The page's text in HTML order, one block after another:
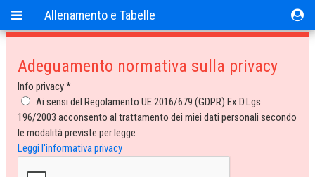
Allenamento e Tabelle
Allenamento e Tabelle
29/05/2007
La seduta di allenamento: come ci si
prepara
Adeguamento normativa sulla privacy
Info privacy *
Ai sensi del Regolamento UE 2016/679 (GDPR) Ex D.Lgs.
196/2003 acconsento al trattamento dei miei dati personali secondo
le modalità previste per legge
Leggi l'informativa privacy